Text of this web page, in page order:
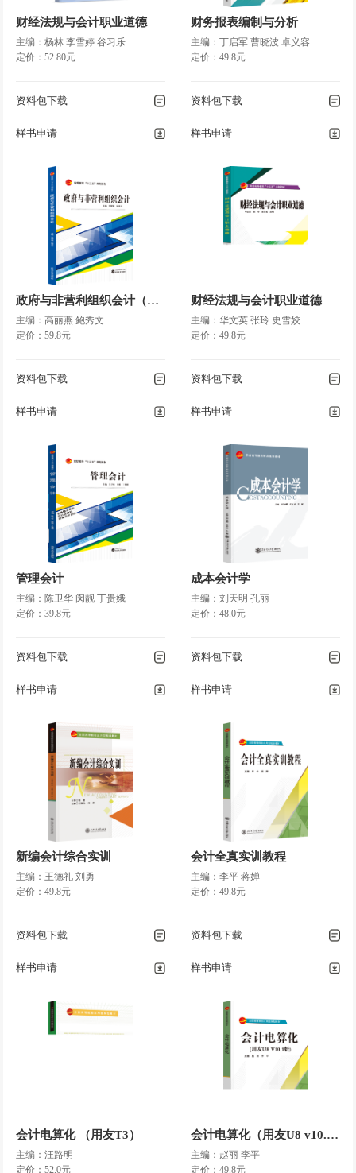
财经法规与会计职业道德
主编：杨林 李雪婷 谷习乐
定价：52.80元
资料包下载
样书申请
财务报表编制与分析
主编：丁启军 曹晓波 卓义容
定价：49.8元
资料包下载
样书申请
政府与非营利组织会计（项目化教学）
主编：高丽燕 鲍秀文
定价：59.8元
资料包下载
样书申请
财经法规与会计职业道德
主编：华文英 张玲 史雪姣
定价：49.8元
资料包下载
样书申请
管理会计
主编：陈卫华 闵靓 丁贵娥
定价：39.8元
资料包下载
样书申请
成本会计学
主编：刘天明 孔丽
定价：48.0元
资料包下载
样书申请
新编会计综合实训
主编：王德礼 刘勇
定价：49.8元
资料包下载
样书申请
会计全真实训教程
主编：李平 蒋婵
定价：49.8元
资料包下载
样书申请
会计电算化 （用友T3）
主编：汪路明
定价：52.0元
会计电算化（用友U8 v10.1）
主编：赵丽 李平
定价：49.8元